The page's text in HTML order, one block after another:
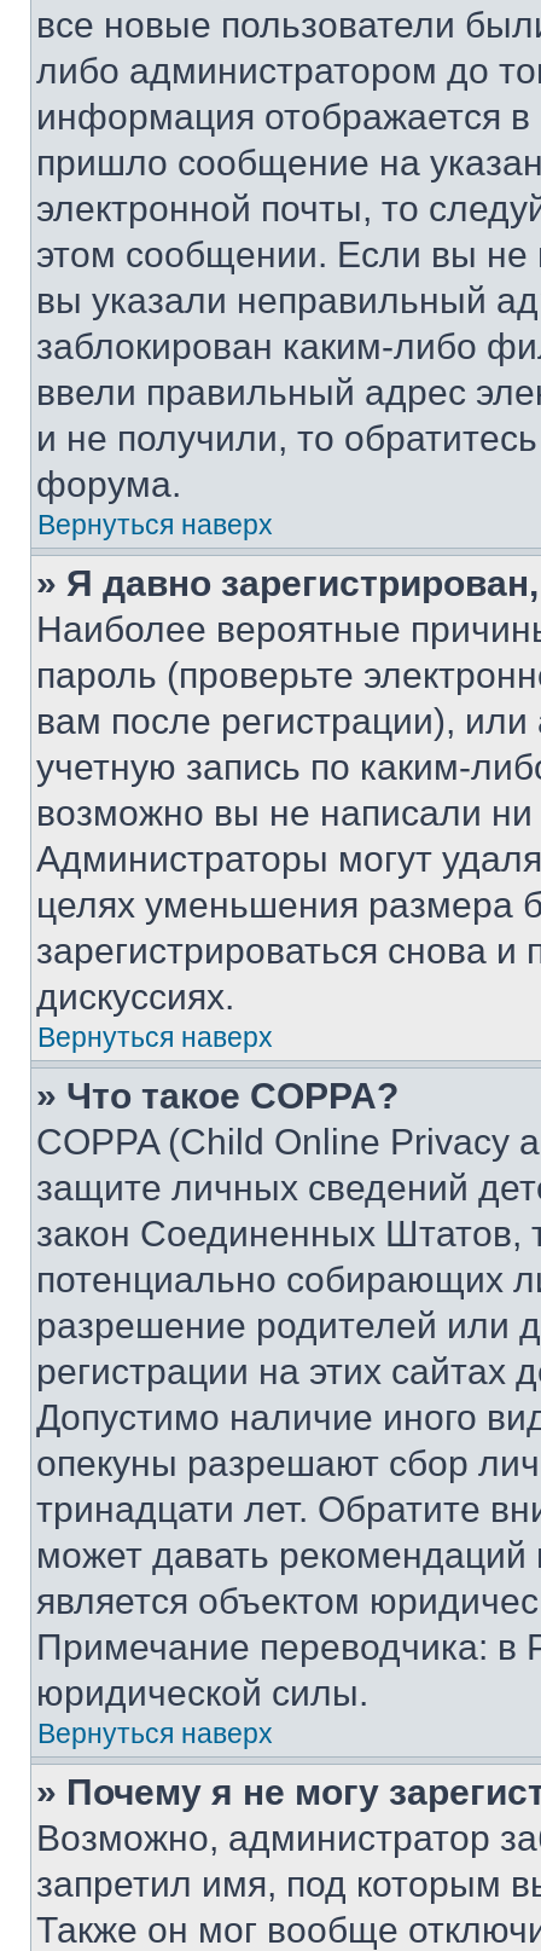
все новые пользователи
либо администратором до
информация отображается
пришло сообщение на
электронной почты, то
этом сообщении. Если вы
вы указали неправильный
заблокирован каким-либо
ввели правильный адрес
и не получили, то
форума.
Вернуться наверх
» Я давно
Наиболее вероятные
пароль (проверьте
вам после регистрации),
учетную запись по каким-
возможно вы не написали
Администраторы могут
целях уменьшения размера
зарегистрироваться снова и
дискуссиях.
Вернуться наверх
» Что такое COPPA?
COPPA (Child Online Privacy
защите личных сведений
закон Соединенных Штатов,
потенциально собирающих
разрешение родителей или
регистрации на этих сайтах
Допустимо наличие иного
опекуны разрешают сбор
тринадцати лет. Обратите
может давать
является объектом
Примечание переводчика: в
юридической силы.
Вернуться наверх
» Почему я не могу
Возможно, администратор
запретил имя, под которым
Также он мог вообще